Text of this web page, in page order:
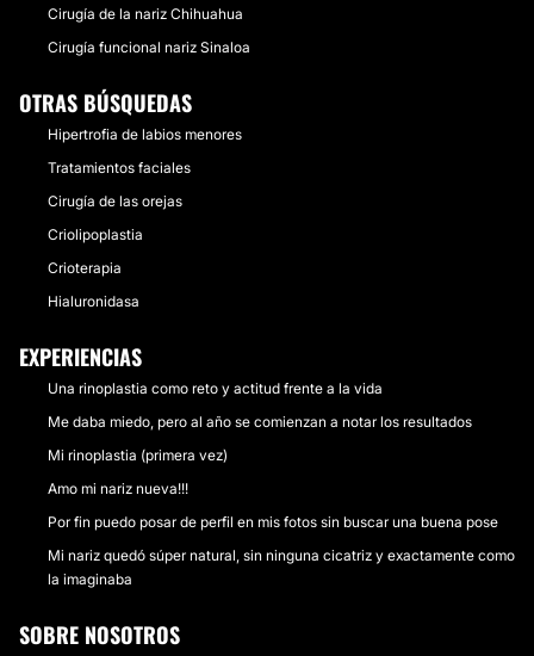
Cirugía de la nariz Chihuahua
Cirugía funcional nariz Sinaloa
OTRAS BÚSQUEDAS
Hipertrofia de labios menores
Tratamientos faciales
Cirugía de las orejas
Criolipoplastia
Crioterapia
Hialuronidasa
EXPERIENCIAS
Una rinoplastia como reto y actitud frente a la vida
Me daba miedo, pero al año se comienzan a notar los resultados
Mi rinoplastia (primera vez)
Amo mi nariz nueva!!!
Por fin puedo posar de perfil en mis fotos sin buscar una buena pose
Mi nariz quedó súper natural, sin ninguna cicatriz y exactamente como
la imaginaba
SOBRE NOSOTROS